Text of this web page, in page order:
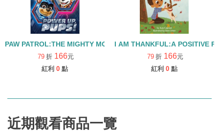
PAW PATROL:THE MIGHTY MOVIE:POWER UP PUPS!/STEP
79 折 166元
紅利 0 點
I AM THANKFUL:A POSITIVE
79 折 166元
紅利 0 點
近期觀看商品一覽